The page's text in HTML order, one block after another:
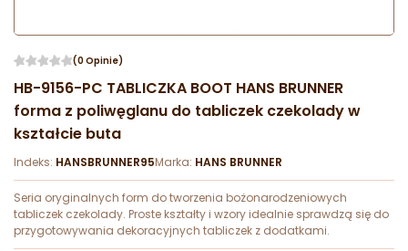
(0 Opinie)
HB-9156-PC TABLICZKA BOOT HANS BRUNNER
forma z poliwęglanu do tabliczek czekolady w
kształcie buta
Indeks: HANSBRUNNER95Marka: HANS BRUNNER
Seria oryginalnych form do tworzenia bożonarodzeniowych
tabliczek czekolady. Proste kształty i wzory idealnie sprawdzą się do
przygotowywania dekoracyjnych tabliczek z dodatkami.